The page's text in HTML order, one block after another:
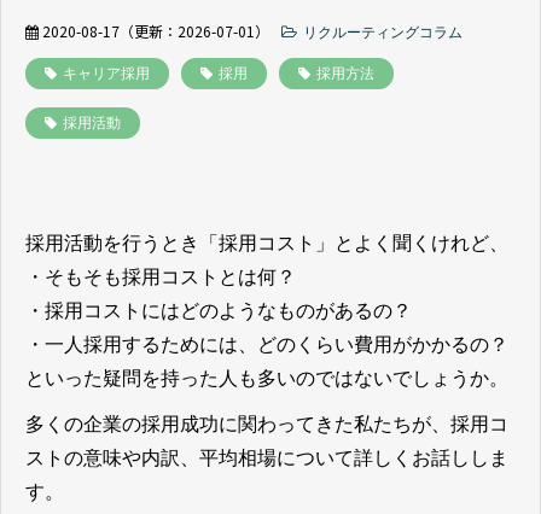
2020-08-17 （更新： 2026-07-01 ） リクルーティングコラム
キャリア採用 採用 採用方法
採用活動
採用活動を行うとき「採用コスト」とよく聞くけれど、
・そもそも採用コストとは何？
・採用コストにはどのようなものがあるの？
・一人採用するためには、どのくらい費用がかかるの？
といった疑問を持った人も多いのではないでしょうか。
多くの企業の採用成功に関わってきた私たちが、採用コ
ストの意味や内訳、平均相場について詳しくお話ししま
す。